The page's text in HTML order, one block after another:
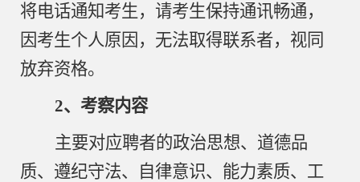
将电话通知考生，请考生保持通讯畅通，
因考生个人原因，无法取得联系者，视同
放弃资格。
2、考察内容
主要对应聘者的政治思想、道德品
质、遵纪守法、自律意识、能力素质、工